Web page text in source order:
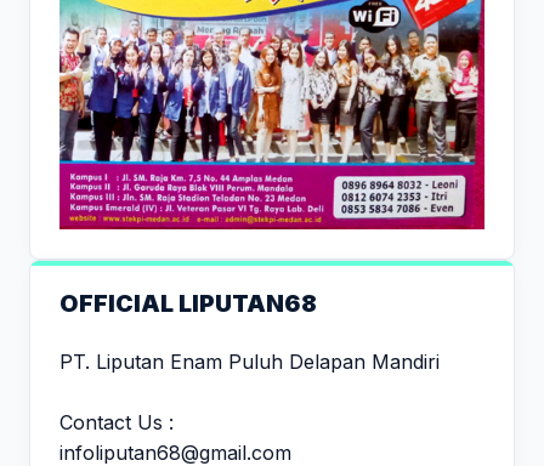
OFFICIAL LIPUTAN68
PT. Liputan Enam Puluh Delapan Mandiri
Contact Us :
infoliputan68@gmail.com